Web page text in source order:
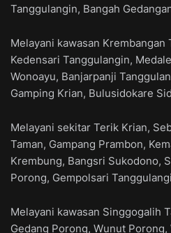
Tanggulangin, Bangah
Melayani kawasan Krembangan
Kedensari Tanggulangin,
Wonoayu, Banjarpanji
Gamping Krian, Bulusidokare
Melayani sekitar Terik Krian,
Taman, Gampang Prambon,
Krembung, Bangsri Sukodono,
Porong, Gempolsari
Melayani kawasan Singgogalih
Gedang Porong, Wunut Porong,